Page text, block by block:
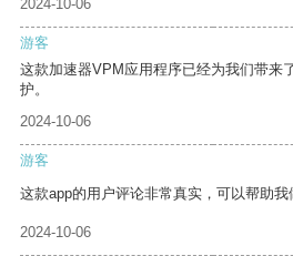
2024-10-06
游客
这款加速器VPM应用程序已经为我们带来
护。
2024-10-06
游客
这款app的用户评论非常真实，可以帮助我
2024-10-06